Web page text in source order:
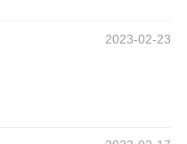
2023-02-23